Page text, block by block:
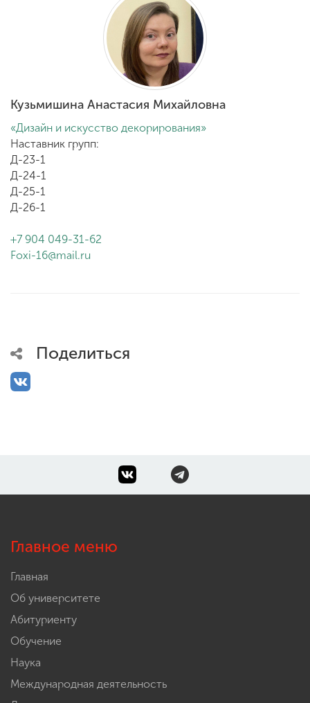
Кузьмишина Анастасия Михайловна
«Дизайн и искусство декорирования»
Наставник групп:
Д-23-1
Д-24-1
Д-25-1
Д-26-1
+7 904 049-31-62
Foxi-16@mail.ru
Поделиться
Главное меню
Главная
Об университете
Абитуриенту
Обучение
Наука
Международная деятельность